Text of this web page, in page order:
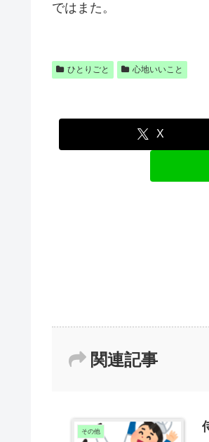
ではまた。
ひとりごと 心地いいこと
X
関連記事
その他